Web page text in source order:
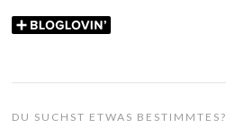
DU SUCHST ETWAS BESTIMMTES?